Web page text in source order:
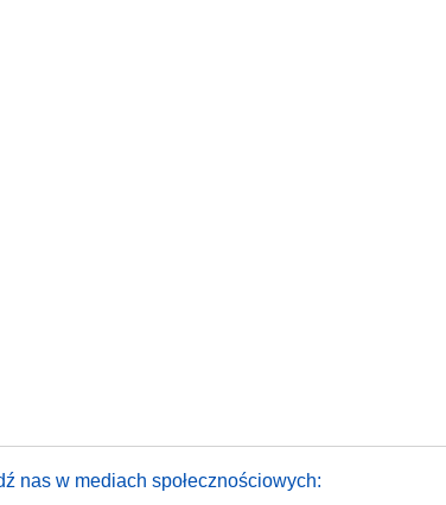
21.10.2020 r.
nas w mediach społecznościowych: